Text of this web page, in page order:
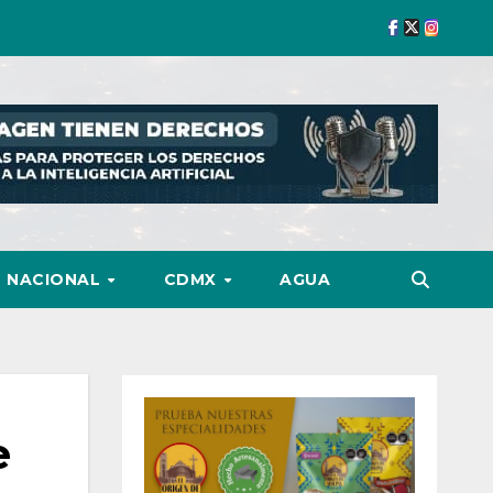
NACIONAL CDMX AGUA